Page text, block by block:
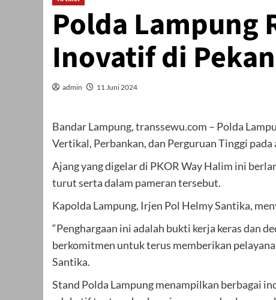
Polda Lampung
Inovatif di
admin 11 Juni 2024
Bandar Lampung, transsewu.com – Polda
Vertikal, Perbankan, dan Perguruan Tinggi pada
Ajang yang digelar di PKOR Way Halim ini
turut serta dalam pameran tersebut.
Kapolda Lampung, Irjen Pol Helmy Santika,
“Penghargaan ini adalah bukti kerja keras dan
berkomitmen untuk terus memberikan
Santika.
Stand Polda Lampung menampilkan berbagai